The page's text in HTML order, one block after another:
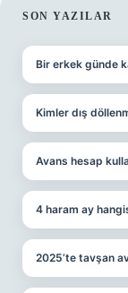
SON YAZILAR
Bir erkek günde
Kimler dış
Avans hesap
4 haram ay
2025’te tavşan